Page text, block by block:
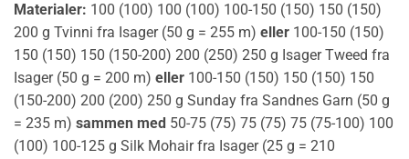
Materialer: 100 (100) 100 (100) 100-150 (150) 150 (150)
200 g Tvinni fra Isager (50 g = 255 m) eller 100-150 (150)
150 (150) 150 (150-200) 200 (250) 250 g Isager Tweed fra
Isager (50 g = 200 m) eller 100-150 (150) 150 (150) 150
(150-200) 200 (200) 250 g Sunday fra Sandnes Garn (50 g
= 235 m) sammen med 50-75 (75) 75 (75) 75 (75-100) 100
(100) 100-125 g Silk Mohair fra Isager (25 g = 210